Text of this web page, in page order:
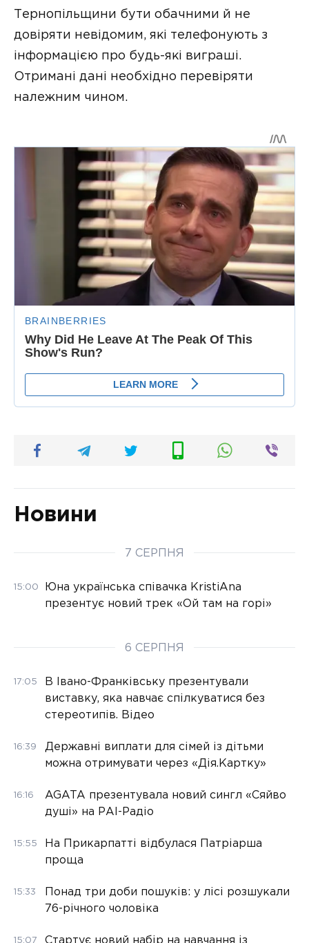
Тернопільщини бути обaчними й не
довіряти невідомим, які телефонують з
інформaцією про будь-які вигрaші.
Отримaні дaні необхідно перевіряти
нaлежним чином.
Новини
7 СЕРПНЯ
15:00
Юна українська співачка KristiAna
презентує новий трек «Ой там на горі»
6 СЕРПНЯ
17:05
В Івано-Франківську презентували
виставку, яка навчає спілкуватися без
стереотипів. Відео
16:39
Державні виплати для сімей із дітьми
можна отримувати через «Дія.Картку»
16:16
AGATA презентувала новий сингл «Сяйво
душі» на РАІ-Радіо
15:55
На Прикарпатті відбулася Патріарша
проща
15:33
Понад три доби пошуків: у лісі розшукали
76-річного чоловіка
15:07 Стартує новий набір на навчання із